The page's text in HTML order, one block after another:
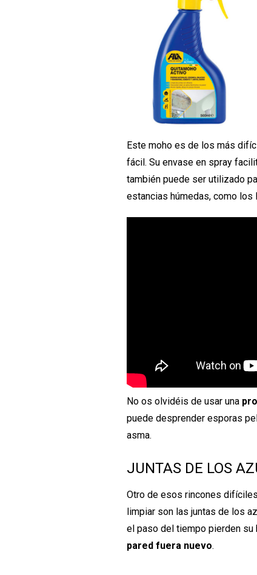
Este moho es de los más
fácil. Su envase en spray
también puede ser utilizado
estancias húmedas, como
No os olvidéis de usar una
puede desprender esporas
asma.
JUNTAS DE LOS
Otro de esos rincones
limpiar son las juntas de los
el paso del tiempo pierden su
pared fuera nuevo.